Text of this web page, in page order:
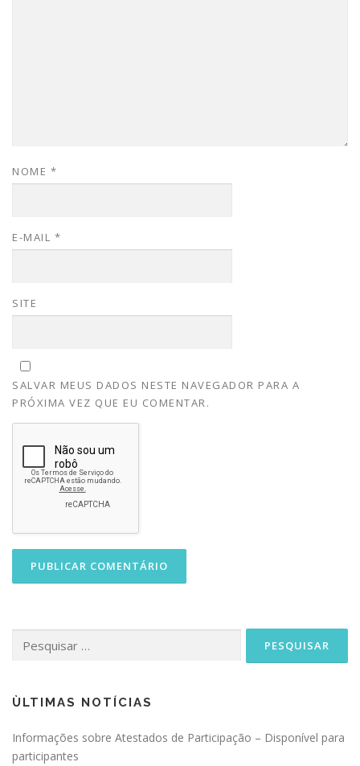
NOME *
E-MAIL *
SITE
SALVAR MEUS DADOS NESTE NAVEGADOR PARA A
PRÓXIMA VEZ QUE EU COMENTAR.
por:
ÙLTIMAS NOTÍCIAS
Informações sobre Atestados de Participação – Disponível para
participantes